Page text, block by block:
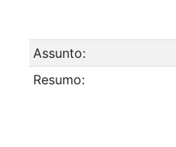
Assunto:
Resumo: